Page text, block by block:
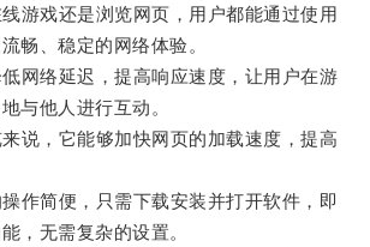
戏还是浏览网页，用户都能通过使用
畅、稳定的网络体验。
络延迟，提高响应速度，让用户在游
与他人进行互动。
，它能够加快网页的加载速度，提高
简便，只需下载安装并打开软件，即
，无需复杂的设置。